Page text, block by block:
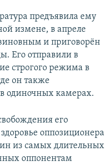
предъявила ему
измене, в апреле
и приговорён
Его отправили в
строгого режима в
он также
одиночных камерах.
его
оппозиционера
из самых длительных
оппонентам